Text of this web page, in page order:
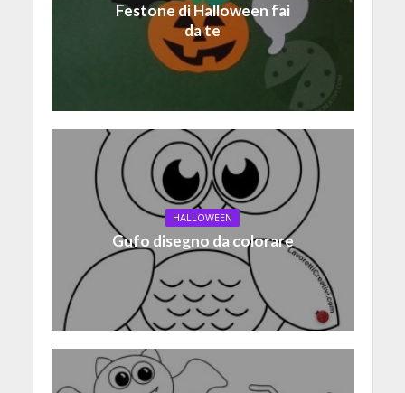
Festone di Halloween fai
da te
HALLOWEEN
Gufo disegno da colorare